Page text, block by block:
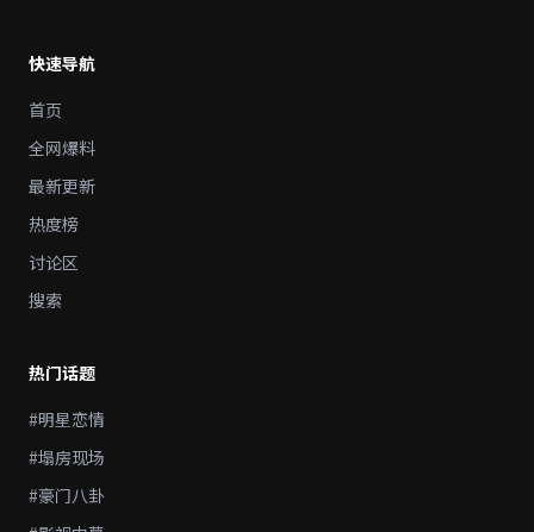
快速导航
首页
全网爆料
最新更新
热度榜
讨论区
搜索
热门话题
#明星恋情
#塌房现场
#豪门八卦